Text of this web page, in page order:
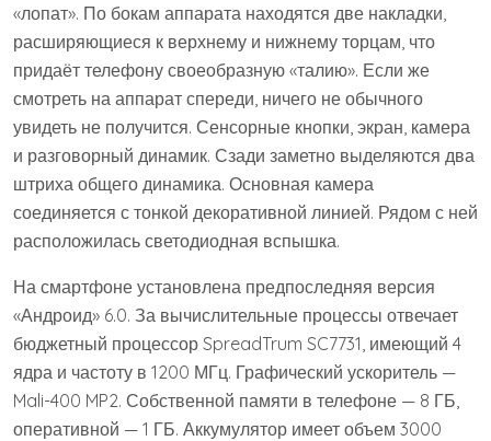
«лопат». По бокам аппарата находятся две накладки,
расширяющиеся к верхнему и нижнему торцам, что
придаёт телефону своеобразную «талию». Если же
смотреть на аппарат спереди, ничего не обычного
увидеть не получится. Сенсорные кнопки, экран, камера
и разговорный динамик. Сзади заметно выделяются два
штриха общего динамика. Основная камера
соединяется с тонкой декоративной линией. Рядом с ней
расположилась светодиодная вспышка.
На смартфоне установлена предпоследняя версия
«Андроид» 6.0. За вычислительные процессы отвечает
бюджетный процессор SpreadTrum SC7731, имеющий 4
ядра и частоту в 1200 МГц. Графический ускоритель —
Mali-400 MP2. Собственной памяти в телефоне — 8 ГБ,
оперативной — 1 ГБ. Аккумулятор имеет объем 3000